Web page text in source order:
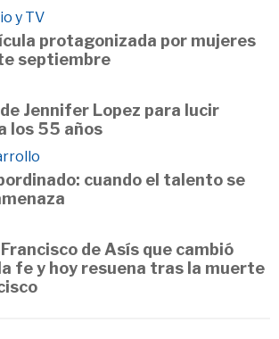
y TV
protagonizada por mujeres
septiembre
Jennifer Lopez para lucir
los 55 años
cuando el talento se
de Asís que cambió
fe y hoy resuena tras la muerte